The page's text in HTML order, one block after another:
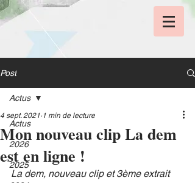
Post
Actus
2026
2025
Actus
Mon nouveau clip La dem
est en ligne !
4 sept. 2021 1 min de lecture
La dem, nouveau clip et 3ème extrait